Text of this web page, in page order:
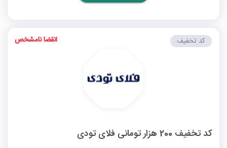
کد تخفیف 200 هزار تومانی فلای تودی
کد تخفیف انقضا نامشخص